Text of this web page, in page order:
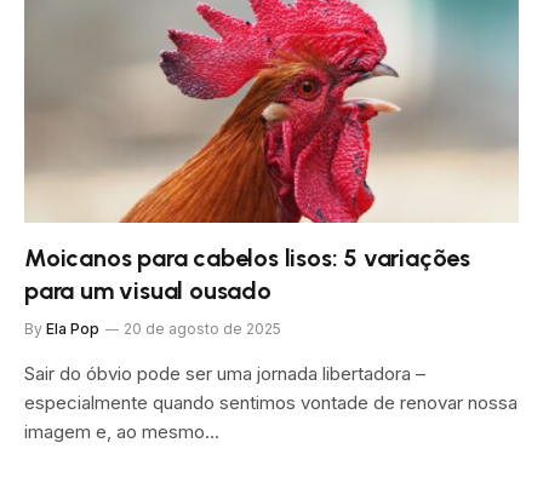
Moicanos para cabelos lisos: 5 variações
para um visual ousado
By Ela Pop 20 de agosto de 2025
Sair do óbvio pode ser uma jornada libertadora –
especialmente quando sentimos vontade de renovar nossa
imagem e, ao mesmo…